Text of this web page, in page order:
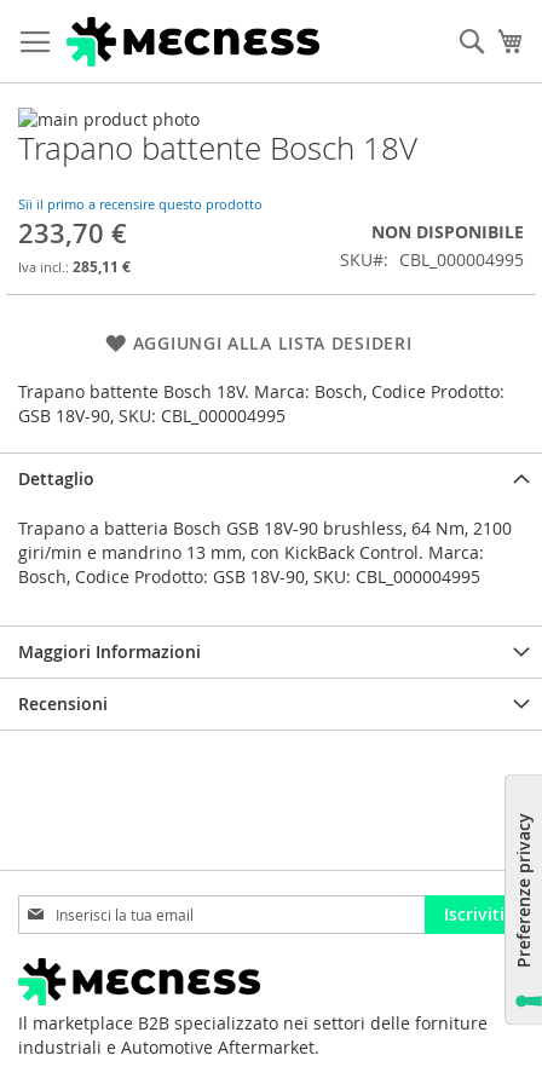
Cerca
Vai
alla
fine
galleria
di
immagini
Vai
all'inizio
galleria
di
immagini
Trapano battente Bosch 18V
Sii il primo a recensire questo prodotto
233,70 €
285,11 €
NON DISPONIBILE
SKU
CBL_000004995
AGGIUNGI ALLA LISTA DESIDERI
Trapano battente Bosch 18V. Marca: Bosch, Codice Prodotto:
GSB 18V-90, SKU: CBL_000004995
Dettaglio
Trapano a batteria Bosch GSB 18V-90 brushless, 64 Nm, 2100
giri/min e mandrino 13 mm, con KickBack Control. Marca:
Bosch, Codice Prodotto: GSB 18V-90, SKU: CBL_000004995
Maggiori Informazioni
Recensioni
Iscriviti
alla
nostra
Newsletter:
Iscriviti
Il marketplace B2B specializzato nei settori delle forniture
industriali e Automotive Aftermarket.